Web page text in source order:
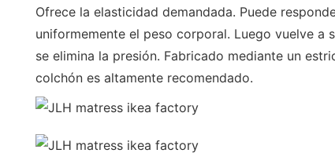
Ofrece la elasticidad demandada. Puede
uniformemente el peso corporal. Luego vuelve a
se elimina la presión. Fabricado mediante un
colchón es altamente recomendado.